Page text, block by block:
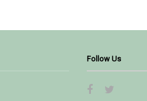
Follow Us